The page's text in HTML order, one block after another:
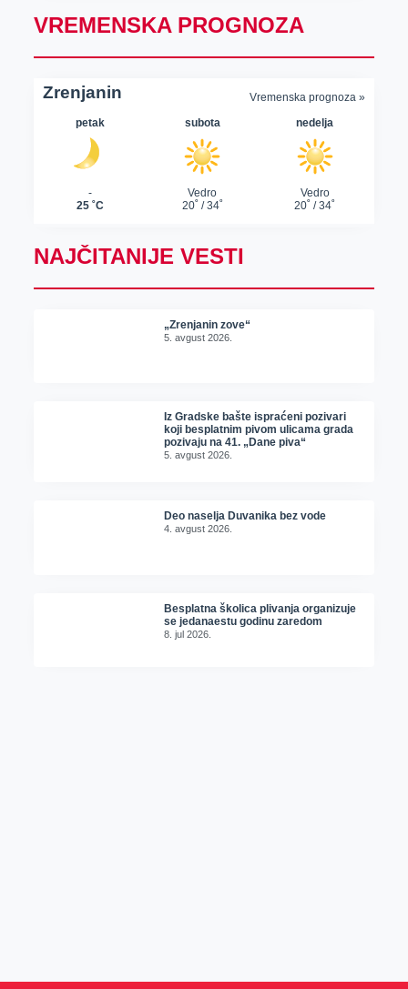
VREMENSKA PROGNOZA
NAJČITANIJE VESTI
„Zrenjanin zove“
5. avgust 2026.
Iz Gradske bašte ispraćeni pozivari
koji besplatnim pivom ulicama grada
pozivaju na 41. „Dane piva“
5. avgust 2026.
Deo naselja Duvanika bez vode
4. avgust 2026.
Besplatna školica plivanja organizuje
se jedanaestu godinu zaredom
8. jul 2026.